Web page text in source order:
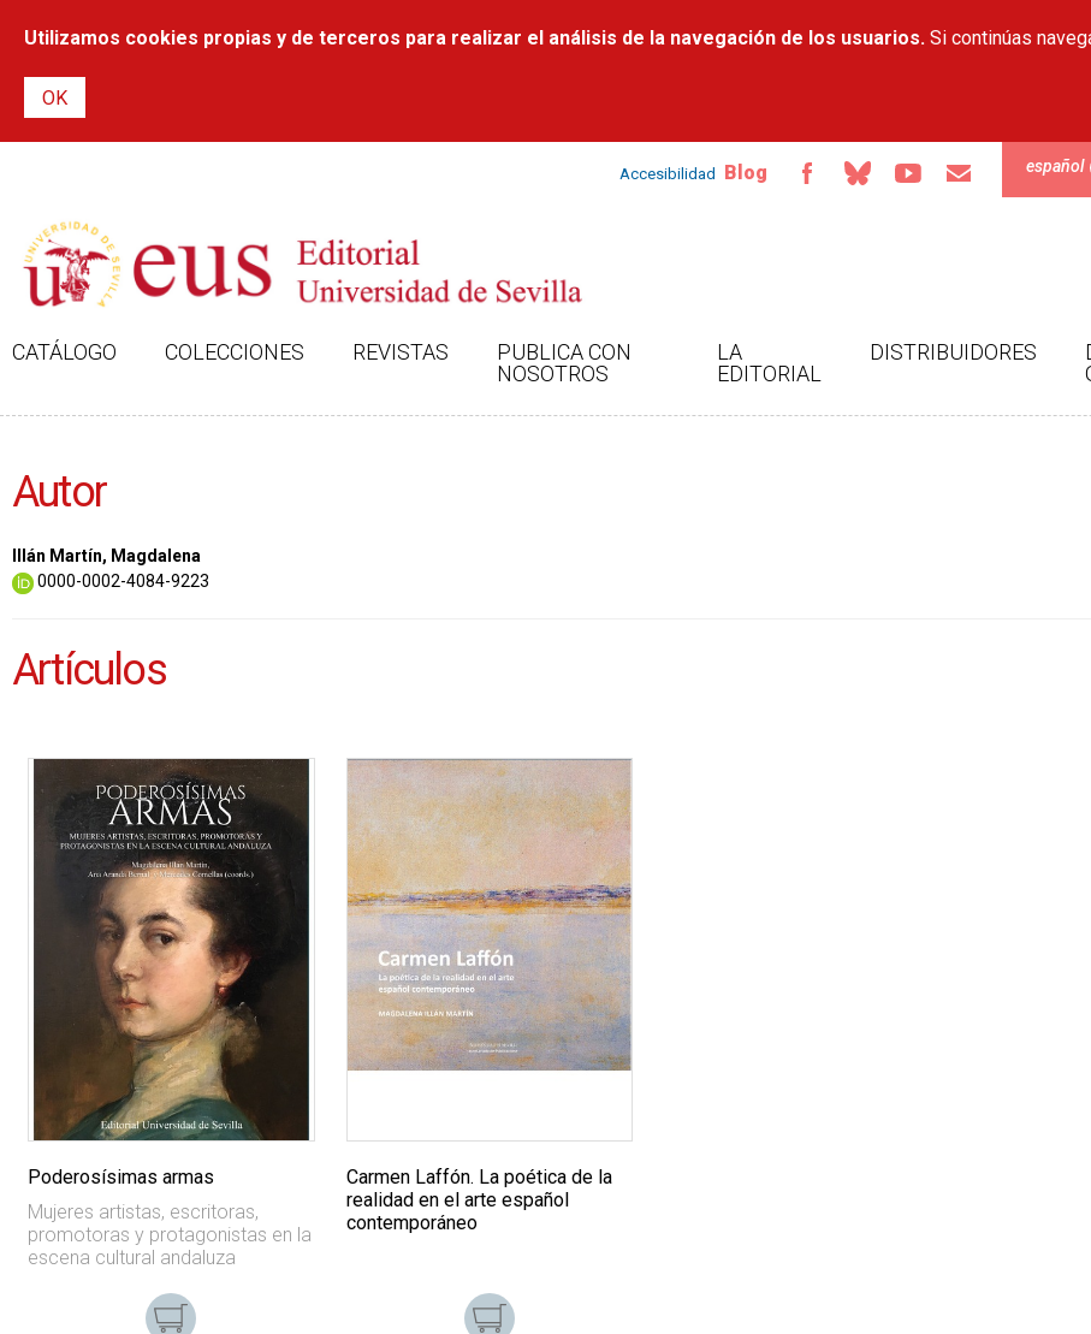
contenido
Utilizamos cookies propias y de terceros para realizar el análisis de la navegación de los usuarios. Si continúas
Accesibilidad Blog español
CATÁLOGO COLECCIONES REVISTAS
PUBLICA CON
NOSOTROS
LA
EDITORIAL
DISTRIBUIDORES
Autor
Illán Martín, Magdalena
0000-0002-4084-9223
Artículos
Poderosísimas armas
Mujeres artistas, escritoras,
promotoras y protagonistas en la
escena cultural andaluza
Carmen Laffón. La poética de la
realidad en el arte español
contemporáneo